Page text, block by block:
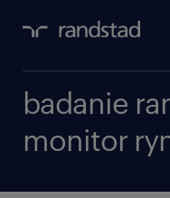
badanie
monitor